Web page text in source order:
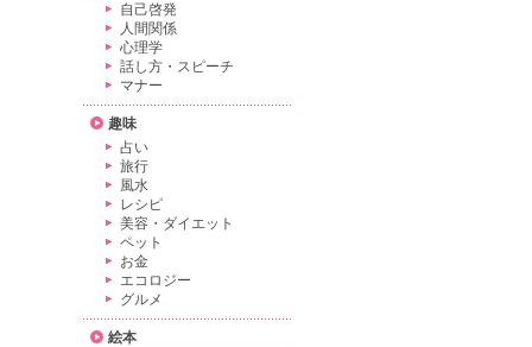
自己啓発
人間関係
心理学
話し方・スピーチ
マナー
趣味
占い
旅行
風水
レシピ
美容・ダイエット
ペット
お金
エコロジー
グルメ
絵本